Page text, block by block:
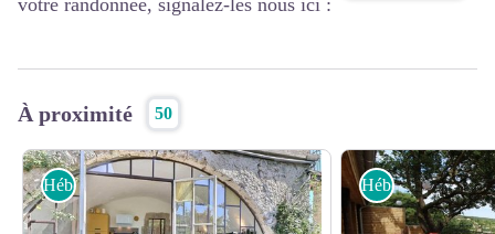
À proximité 50
Hébergements Hébergements